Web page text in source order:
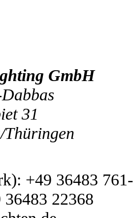
GmbH
31
Thüringen
): +49 36483
36483 22368